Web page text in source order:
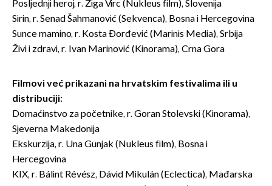
Posljednji heroj, r. Žiga Virc (Nukleus film), Slovenija
Sirin, r. Senad Šahmanović (Sekvenca), Bosna i Hercegovina
Sunce mamino, r. Kosta Đorđević (Marinis Media), Srbija
Živi i zdravi, r. Ivan Marinović (Kinorama), Crna Gora
Filmovi već prikazani na hrvatskim festivalima ili u
distribuciji:
Domaćinstvo za početnike, r. Goran Stolevski (Kinorama),
Sjeverna Makedonija
Ekskurzija, r. Una Gunjak (Nukleus film), Bosna i
Hercegovina
KIX, r. Bálint Révész, Dávid Mikulán (Eclectica), Mađarska